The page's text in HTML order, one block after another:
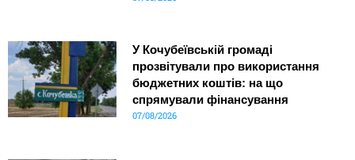
У Кочубеївській громаді
прозвітували про використання
бюджетних коштів: на що
спрямували фінансування
07/08/2026